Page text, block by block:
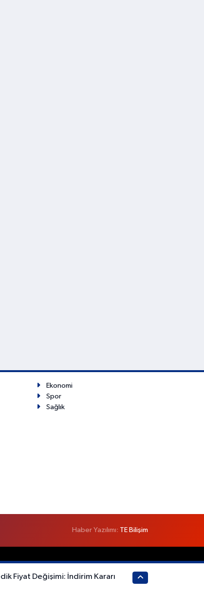
Ekonomi
Spor
Sağlık
Haber Yazılımı: TE Bilişim
Fiyat Değişimi: İndirim Kararı